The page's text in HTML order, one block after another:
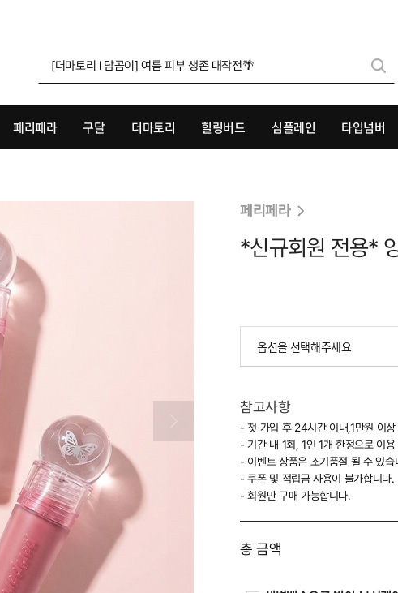
페리페라 구달 더마토리 힐링버드 심플레인 타입넘버
페리페라
*신규회원 전용*
옵션을 선택해주세요
[궁콜라보] 007 신분웜
[궁콜라보] 008 쿨네버
참고사항
- 첫 가입 후 24시간 이내,1만원 이
- 기간 내 1회, 1인 1개 한정으로 이
- 이벤트 상품은 조기품절 될 수 있습
- 쿠폰 및 적립금 사용이 불가합니다.
- 회원만 구매 가능합니다.
총 금액